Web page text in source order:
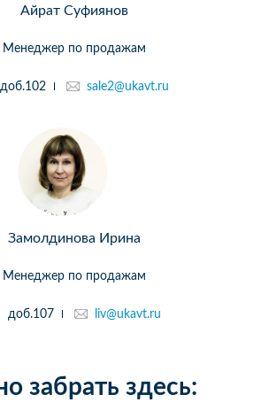
Айрат Суфиянов
Менеджер по продажам
sale2@ukavt.ru
Замолдинова Ирина
Менеджер по продажам
доб.107 liv@ukavt.ru
забрать здесь: